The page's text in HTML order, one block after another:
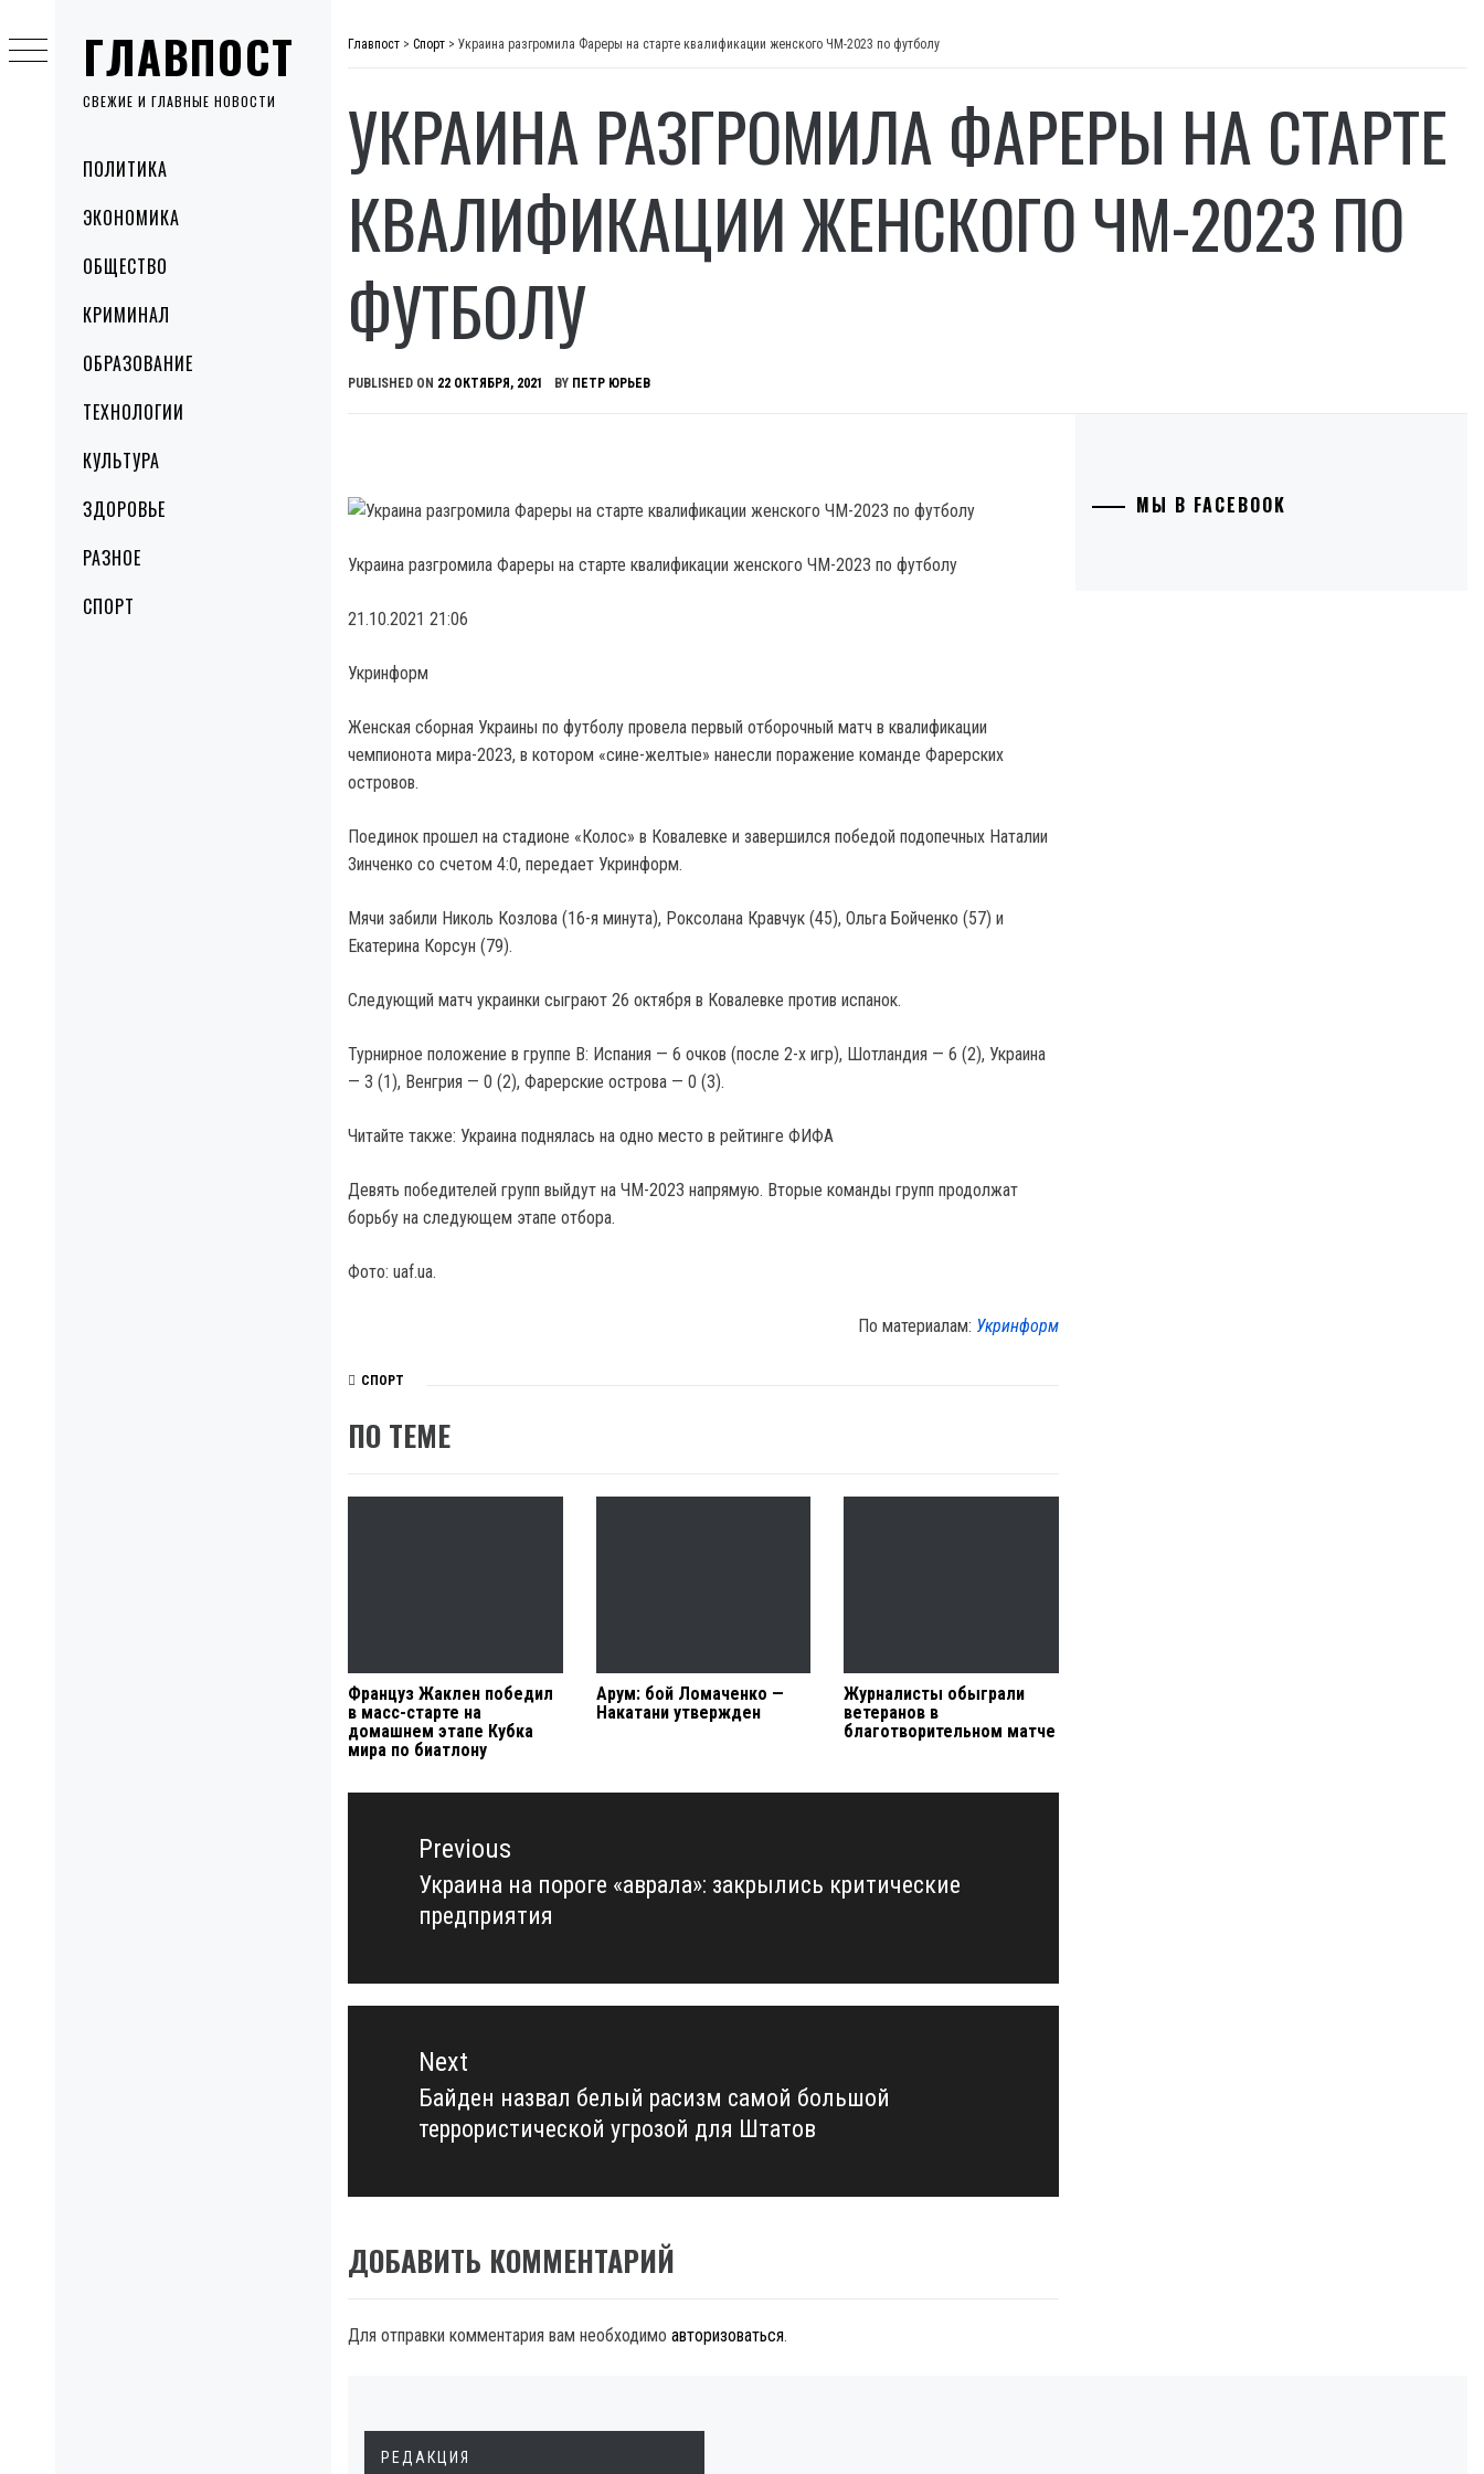
ГЛАВПОСТ
СВЕЖИЕ И ГЛАВНЫЕ НОВОСТИ
MenuПОЛИТИКА
ЭКОНОМИКА
ОБЩЕСТВО
КРИМИНАЛ
ОБРАЗОВАНИЕ
ТЕХНОЛОГИИ
КУЛЬТУРА
ЗДОРОВЬЕ
РАЗНОЕ
СПОРТ
to
content
Главпост > Спорт > Украина разгромила Фареры на старте квалификации женского ЧМ-2023 по футболу
УКРАИНА РАЗГРОМИЛА ФАРЕРЫ НА СТАРТЕ
КВАЛИФИКАЦИИ ЖЕНСКОГО ЧМ-2023 ПО
ФУТБОЛУ
PUBLISHED ON 22 ОКТЯБРЯ, 2021 BY ПЕТР ЮРЬЕВ
Украина разгромила Фареры на старте квалификации женского ЧМ-2023 по футболу
21.10.2021 21:06
Укринформ
Женская сборная Украины по футболу провела первый отборочный матч в квалификации
чемпионота мира-2023, в котором «сине-желтые» нанесли поражение команде Фарерских
островов.
Поединок прошел на стадионе «Колос» в Ковалевке и завершился победой подопечных Наталии
Зинченко со счетом 4:0, передает Укринформ.
Мячи забили Николь Козлова (16-я минута), Роксолана Кравчук (45), Ольга Бойченко (57) и
Екатерина Корсун (79).
Следующий матч украинки сыграют 26 октября в Ковалевке против испанок.
Турнирное положение в группе В: Испания — 6 очков (после 2-х игр), Шотландия — 6 (2), Украина
— 3 (1), Венгрия — 0 (2), Фарерские острова — 0 (3).
Читайте также: Украина поднялась на одно место в рейтинге ФИФА
Девять победителей групп выйдут на ЧМ-2023 напрямую. Вторые команды групп продолжат
борьбу на следующем этапе отбора.
Фото: uaf.ua.
По материалам: Укринформ
СПОРТ
ПО ТЕМЕ
Француз Жаклен победил
в масс-старте на
домашнем этапе Кубка
мира по биатлону
Арум: бой Ломаченко —
Накатани утвержден
Журналисты обыграли
ветеранов в
благотворительном матче
Навигация
записямPrevious
Previous
post:
Украина на пороге «аврала»: закрылись критические
предприятия
Next
Next
post:
Байден назвал белый расизм самой большой
террористической угрозой для Штатов
ДОБАВИТЬ КОММЕНТАРИЙ
Для отправки комментария вам необходимо авторизоваться.
МЫ В FACEBOOK
РЕДАКЦИЯ